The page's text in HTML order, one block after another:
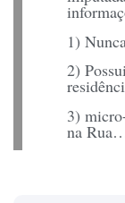
1)
2)
3)
na